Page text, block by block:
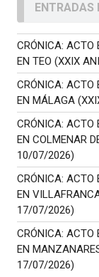
ENTRADAS
CRÓNICA: ACTO
EN TEO (XXIX
CRÓNICA: ACTO
EN MÁLAGA
CRÓNICA: ACTO
EN COLMENAR
10/07/2026)
CRÓNICA: ACTO
EN
17/07/2026)
CRÓNICA: ACTO
EN
17/07/2026)